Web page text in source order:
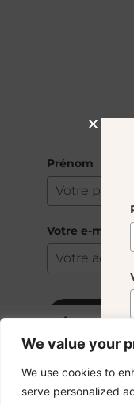
We value your
We use cookies to
serve personalized
Bougeoir
Prénom
Votre e-mail
Toutes les créations,